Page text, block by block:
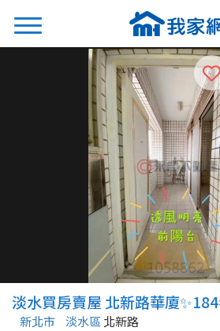
熱門關鍵字
2026 台北降價好屋限量釋出
2026 新北
2026 台中降價好屋限量釋出
2026 台南
2026 高雄降價好屋限量釋出
縣市
不限
區域
淡水買房賣屋 北新路華廈
新北市 淡水區 北新路